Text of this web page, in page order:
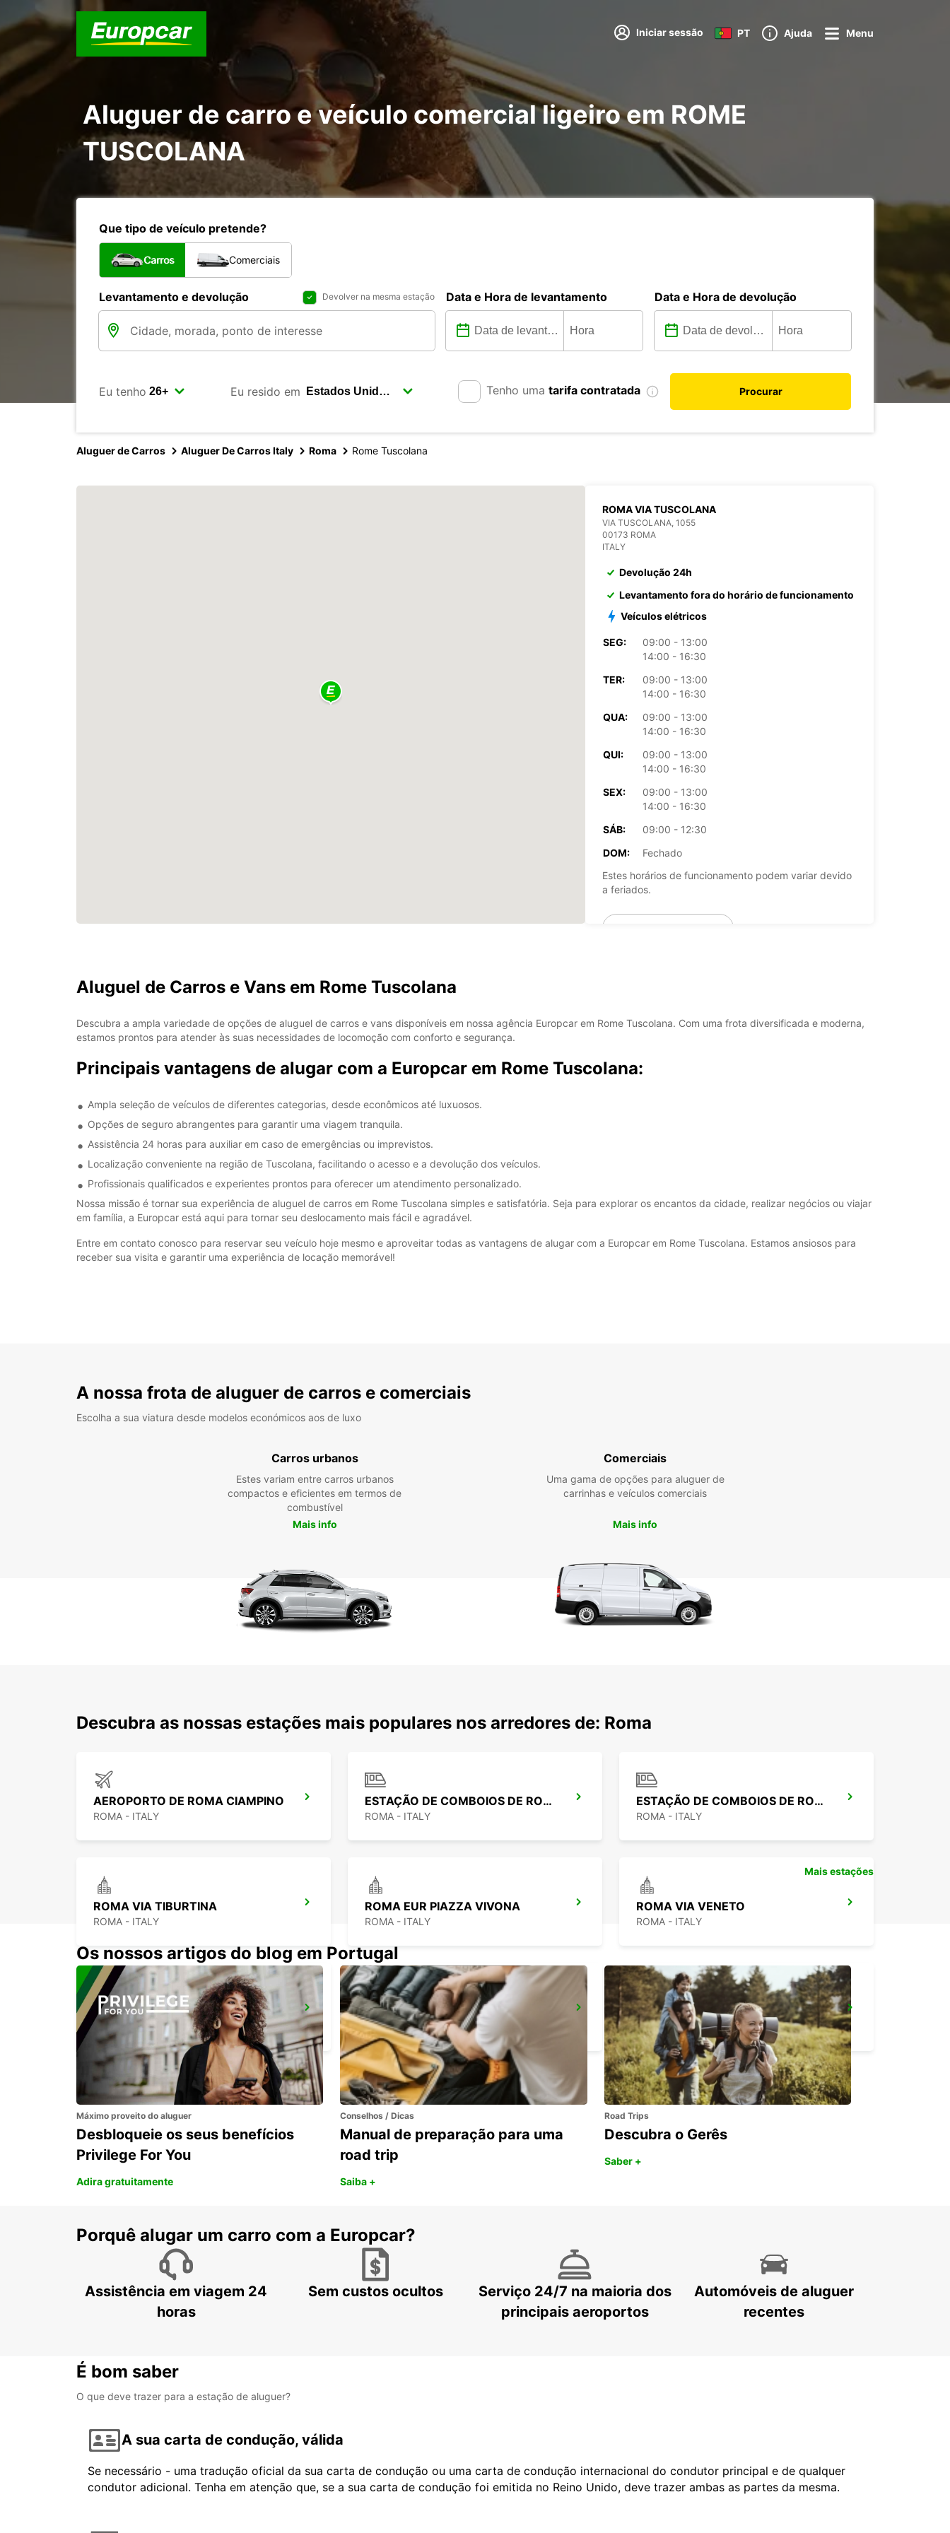
Iniciar sessão PT Ajuda Menu
Aluguer de carro e veículo comercial ligeiro em ROME
TUSCOLANA
Que tipo de veículo pretende?
Carros Comerciais
Levantamento e devolução Devolver na mesma estação Data e Hora de levantamento Data e Hora de devolução
Eu tenho Eu resido em Tenho uma tarifa contratada Procurar
Aluguer de Carros Aluguer De Carros Italy Roma Rome Tuscolana
ROMA VIA TUSCOLANA
VIA TUSCOLANA, 1055
00173 ROMA
ITALY
Devolução 24h
Levantamento fora do horário de funcionamento
Veículos elétricos
SEG:
09:00 - 13:00
14:00 - 16:30
TER:
09:00 - 13:00
14:00 - 16:30
QUA:
09:00 - 13:00
14:00 - 16:30
QUI:
09:00 - 13:00
14:00 - 16:30
SEX:
09:00 - 13:00
14:00 - 16:30
SÁB:
09:00 - 12:30
DOM:
Fechado
Estes horários de funcionamento podem variar devido
a feriados.
Aluguel de Carros e Vans em Rome Tuscolana
Descubra a ampla variedade de opções de aluguel de carros e vans disponíveis em nossa agência Europcar em Rome Tuscolana. Com uma frota diversificada e moderna,
estamos prontos para atender às suas necessidades de locomoção com conforto e segurança.
Principais vantagens de alugar com a Europcar em Rome Tuscolana:
Ampla seleção de veículos de diferentes categorias, desde econômicos até luxuosos.
Opções de seguro abrangentes para garantir uma viagem tranquila.
Assistência 24 horas para auxiliar em caso de emergências ou imprevistos.
Localização conveniente na região de Tuscolana, facilitando o acesso e a devolução dos veículos.
Profissionais qualificados e experientes prontos para oferecer um atendimento personalizado.
Nossa missão é tornar sua experiência de aluguel de carros em Rome Tuscolana simples e satisfatória. Seja para explorar os encantos da cidade, realizar negócios ou viajar
em família, a Europcar está aqui para tornar seu deslocamento mais fácil e agradável.
Entre em contato conosco para reservar seu veículo hoje mesmo e aproveitar todas as vantagens de alugar com a Europcar em Rome Tuscolana. Estamos ansiosos para
receber sua visita e garantir uma experiência de locação memorável!
A nossa frota de aluguer de carros e comerciais
Escolha a sua viatura desde modelos económicos aos de luxo
Carros urbanos
Estes variam entre carros urbanos
compactos e eficientes em termos de
combustível
Mais info
Comerciais
Uma gama de opções para aluguer de
carrinhas e veículos comerciais
Mais info
Descubra as nossas estações mais populares nos arredores de: Roma
AEROPORTO DE ROMA CIAMPINO
ROMA - ITALY
ESTAÇÃO DE COMBOIOS DE ROMA TIBURTINA
ROMA - ITALY
ESTAÇÃO DE COMBOIOS DE ROMA TERMINI
ROMA - ITALY
ROMA VIA TIBURTINA
ROMA - ITALY
ROMA EUR PIAZZA VIVONA
ROMA - ITALY
ROMA VIA VENETO
ROMA - ITALY
ROMA VIA DEI PRATI FISCALI
ROMA - ITALY
ROMA VIA CIPRO (VATICANO)
ROMA - ITALY
ROMA CORSO FRANCIA
ROMA - ITALY
Mais estações
Os nossos artigos do blog em Portugal
Máximo proveito do aluguer
Desbloqueie os seus benefícios
Privilege For You
Adira gratuitamente
Conselhos / Dicas
Manual de preparação para uma
road trip
Saiba +
Road Trips
Descubra o Gerês
Saber +
Porquê alugar um carro com a Europcar?
Assistência em viagem 24
horas
Sem custos ocultos
Serviço 24/7 na maioria dos
principais aeroportos
Automóveis de aluguer
recentes
É bom saber
O que deve trazer para a estação de aluguer?
A sua carta de condução, válida
Se necessário - uma tradução oficial da sua carta de condução ou uma carta de condução internacional do condutor principal e de qualquer
condutor adicional. Tenha em atenção que, se a sua carta de condução foi emitida no Reino Unido, deve trazer ambas as partes da mesma.